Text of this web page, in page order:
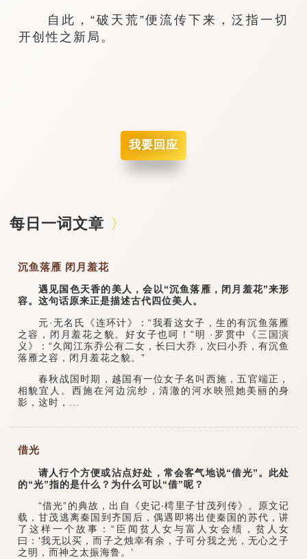
自此，“破天荒”便流传下来，泛指一切
开创性之新局。
我要回应
每日一词文章
沉鱼落雁 闭月羞花
遇见国色天香的美人，会以“沉鱼落雁，闭月羞花”来形
容。这句话原来正是描述古代四位美人。
元·无名氏《连环计》：“我看这女子，生的有沉鱼落雁
之容，闭月羞花之貌。好女子也呵！”明 ·罗贯中《三国演
义》：“久闻江东乔公有二女，长曰大乔，次曰小乔，有沉鱼
落雁之容，闭月羞花之貌。”
春秋战国时期，越国有一位女子名叫西施，五官端正，
相貌宜人。西施在河边浣纱，清澈的河水映照她美丽的身
影，这时，...
借光
请人行个方便或沾点好处，常会客气地说“借光”。此处
的“光”指的是什么？为什么可以“借”呢？
“借光”的典故，出自《史记‧樗里子甘茂列传》。原文记
载，甘茂逃离秦国到齐国后，偶遇即将出使秦国的苏代，讲
了这样一个故事：“臣闻贫人女与富人女会绩，贫人女
曰：‘我无以买，而子之烛幸有余，子可分我之光，无心之子
之明，而神之太振海鲁。’